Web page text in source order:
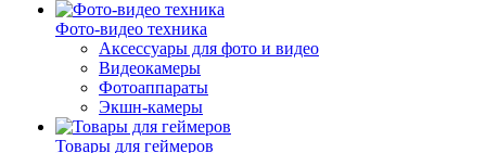
Фото-видео техника
Аксессуары для фото и видео
Видеокамеры
Фотоаппараты
Экшн-камеры
Товары для геймеров